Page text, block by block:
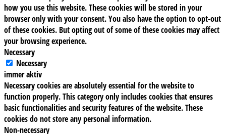
how you use this website. These cookies will be stored in your
browser only with your consent. You also have the option to opt-out
of these cookies. But opting out of some of these cookies may affect
your browsing experience.
Necessary
Necessary
immer aktiv
Necessary cookies are absolutely essential for the website to
function properly. This category only includes cookies that ensures
basic functionalities and security features of the website. These
cookies do not store any personal information.
Non-necessary